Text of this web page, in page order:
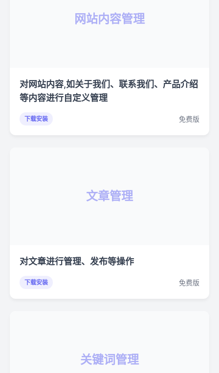
网站内容管理
对网站内容,如关于我们、联系我们、产品介绍
等内容进行自定义管理
下载安装 免费版
文章管理
对文章进行管理、发布等操作
下载安装 免费版
关键词管理